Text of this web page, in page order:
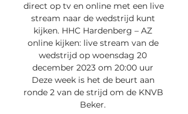
direct op tv en online met een live
stream naar de wedstrijd kunt
kijken. HHC Hardenberg – AZ
online kijken: live stream van de
wedstrijd op woensdag 20
december 2023 om 20:00 uur
Deze week is het de beurt aan
ronde 2 van de strijd om de KNVB
Beker.